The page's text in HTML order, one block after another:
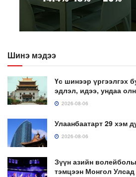
Шинэ мэдээ
Үс шинээр үргээлгэх
эдлэл, идээ, ундаа
2026-08-06
Улаанбаатарт 29 хэм
2026-08-06
Зүүн азийн
тэмцээн Монгол